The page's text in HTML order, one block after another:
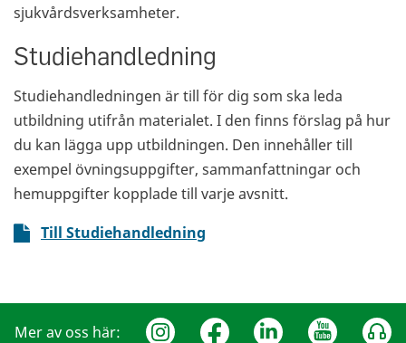
sjukvårdsverksamheter.
Studiehandledning
Studiehandledningen är till för dig som ska leda
utbildning utifrån materialet. I den finns förslag på hur
du kan lägga upp utbildningen. Den innehåller till
exempel övningsuppgifter, sammanfattningar och
hemuppgifter kopplade till varje avsnitt.
Till Studiehandledning
Mer av oss här: